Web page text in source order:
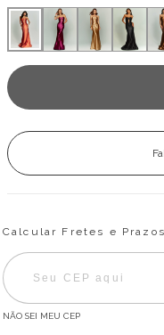
Entregas para o CEP:
Calcular Fretes e Prazos
NÃO SEI MEU CEP